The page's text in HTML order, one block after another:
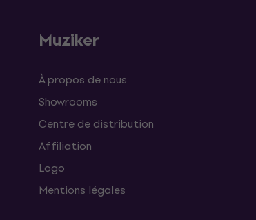
Muziker
À propos de nous
Showrooms
Centre de distribution
Affiliation
Logo
Mentions légales